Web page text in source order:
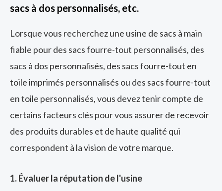
sacs à dos personnalisés, etc.
Lorsque vous recherchez une usine de sacs à main
fiable pour des sacs fourre-tout personnalisés, des
sacs à dos personnalisés, des sacs fourre-tout en
toile imprimés personnalisés ou des sacs fourre-tout
en toile personnalisés, vous devez tenir compte de
certains facteurs clés pour vous assurer de recevoir
des produits durables et de haute qualité qui
correspondent à la vision de votre marque.
1. Évaluer la réputation de l'usine